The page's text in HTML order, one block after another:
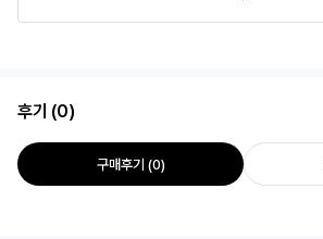
후기 (0)
구매후기 (0)